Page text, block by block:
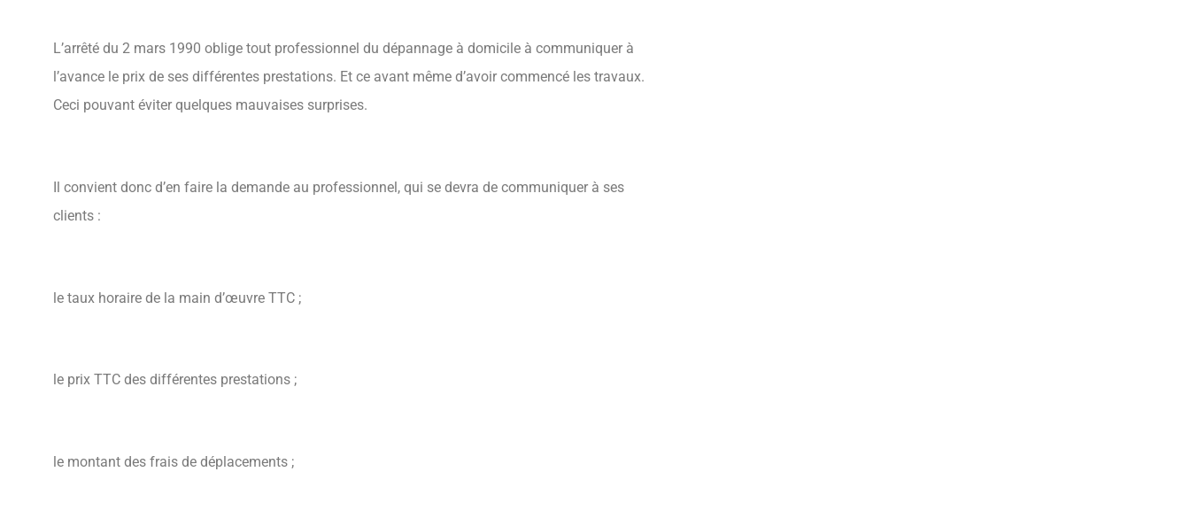
L’arrêté du 2 mars 1990 oblige tout professionnel du dépannage à domicile à communiquer à
l’avance le prix de ses différentes prestations. Et ce avant même d’avoir commencé les travaux.
Ceci pouvant éviter quelques mauvaises surprises.
Il convient donc d’en faire la demande au professionnel, qui se devra de communiquer à ses
clients :
le taux horaire de la main d’œuvre TTC ;
le prix TTC des différentes prestations ;
le montant des frais de déplacements ;